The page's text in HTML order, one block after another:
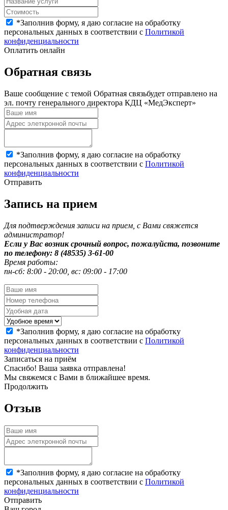
*Заполнив форму, я даю согласие на обработку
персональных данных в соответствии с Политикой
конфиденциальности
Оплатить онлайн
Обратная связь
Ваше сообщение с темой Обратная связьбудет отправлено на
эл. почту генерального директора КДЦ «МедЭксперт»
*Заполнив форму, я даю согласие на обработку
персональных данных в соответствии с Политикой
конфиденциальности
Отправить
Запись на прием
Для подтверждения записи на прием, с Вами свяжется
администратор!
Если у Вас возник срочный вопрос, пожалуйста, позвоните
по телефону: 8 (48535) 3-61-00
Время работы:
пн-сб: 8:00 - 20:00, вс: 09:00 - 17:00
*Заполнив форму, я даю согласие на обработку
персональных данных в соответствии с Политикой
конфиденциальности
Записаться на приём
Спасибо! Ваша заявка отправлена!
Мы свяжемся с Вами в ближайшее время.
Продолжить
Отзыв
*Заполнив форму, я даю согласие на обработку
персональных данных в соответствии с Политикой
конфиденциальности
Отправить